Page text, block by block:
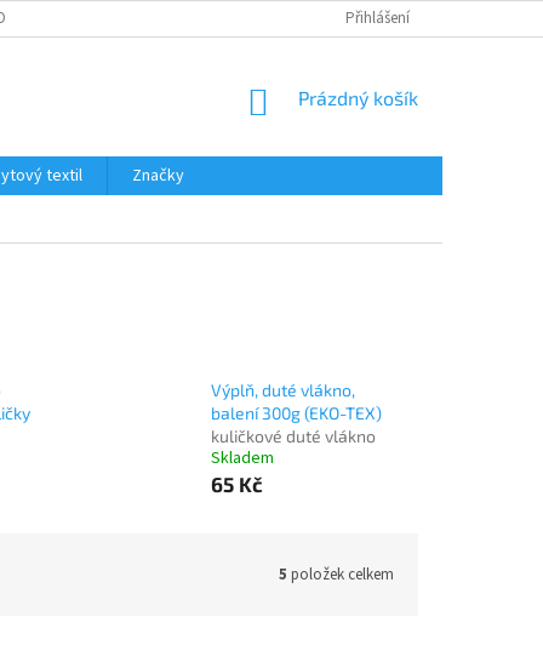
ÚDAJŮ Přihlášení
NÁKUPNÍ
Prázdný košík
textil
Značky
Výplň, duté vlákno,
balení 300g (EKO-TEX)
kuličkové duté vlákno
Skladem
65 Kč
5 položek celkem